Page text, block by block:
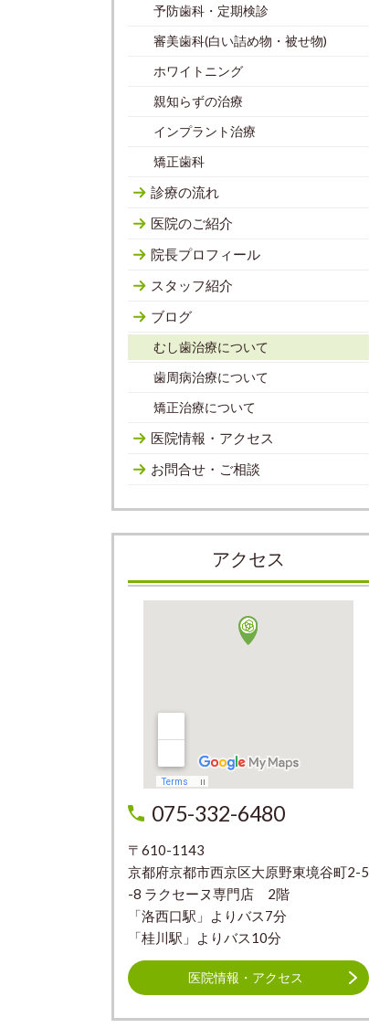
予防歯科・定期検診
審美歯科(白い詰め物・被せ物)
ホワイトニング
親知らずの治療
インプラント治療
矯正歯科
診療の流れ
医院のご紹介
院長プロフィール
スタッフ紹介
ブログ
むし歯治療について
歯周病治療について
矯正治療について
医院情報・アクセス
お問合せ・ご相談
アクセス
075-332-6480
〒610-1143
京都府京都市西京区大原野東境谷町2-5
-8 ラクセーヌ専門店 2階
「洛西口駅」よりバス7分
「桂川駅」よりバス10分
医院情報・アクセス